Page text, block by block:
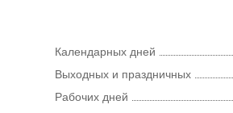
Календарных дней
Выходных и праздничных
Рабочих дней